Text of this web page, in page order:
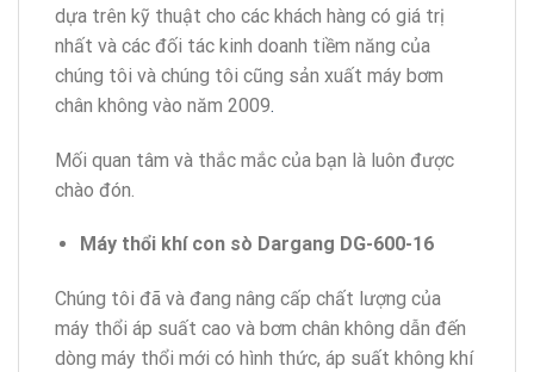
dựa trên kỹ thuật cho các khách hàng có giá trị
nhất và các đối tác kinh doanh tiềm năng của
chúng tôi và chúng tôi cũng sản xuất máy bơm
chân không vào năm 2009.
Mối quan tâm và thắc mắc của bạn là luôn được
chào đón.
Máy thổi khí con sò Dargang DG-600-16
Chúng tôi đã và đang nâng cấp chất lượng của
máy thổi áp suất cao và bơm chân không dẫn đến
dòng máy thổi mới có hình thức, áp suất không khí